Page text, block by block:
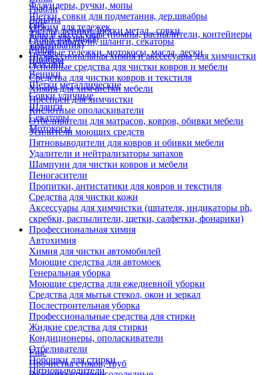
Флаундеры, ручки, мопы
Щетки, совки для подметания, дер.швабры
Отжим для тележек
Ручки для швабр
Мопы
Швабры
Грабли
Лопаты
Метлы, веники, щетки метал., совки
Опрыскиватели, шланги, секаторы
Садовые тележки, мотокосы, масла, лески
Черенки
Веники
Щетки металлические
Совки уличные
Шланги
Секаторы
Мотокосы
Еще
Тара и аксессуары (помпы, распылители, контейнеры
замачивания)
Профессиональная химия и акссесуары для химчистки
Основные средства для чистки ковров и мебели
Средства для чистки ковров и текстиля
Химия для химчистки мебели
Преспреи для химчистки
Кислотные ополаскиватели
Отбеливатели для матрасов, ковров, обивки мебели
Усилители моющих средств
Пятновыводители для ковров и обивки мебели
Удалители и нейтрализаторы запахов
Шампуни для чистки ковров и мебели
Пеногасители
Пропитки, антистатики для ковров и текстиля
Средства для чистки кожи
Аксессуары для химчистки (шпателя, индикаторы ph,
скребки, распылители, щетки, салфетки, фонарики)
Профессиональная химия
Автохимия
Химия для чистки автомобилей
Моющие средства для автомоек
Генеральная уборка
Моющие средства для ежедневной уборки
Средства для мытья стекол, окон и зеркал
Послестроительная уборка
Профессиональные средства для стирки
Жидкие средства для стирки
Кондиционеры, ополаскиватели
Отбеливатели
Порошки для стирки
Пятновыводители
Еще
Прочистка стоков, труб